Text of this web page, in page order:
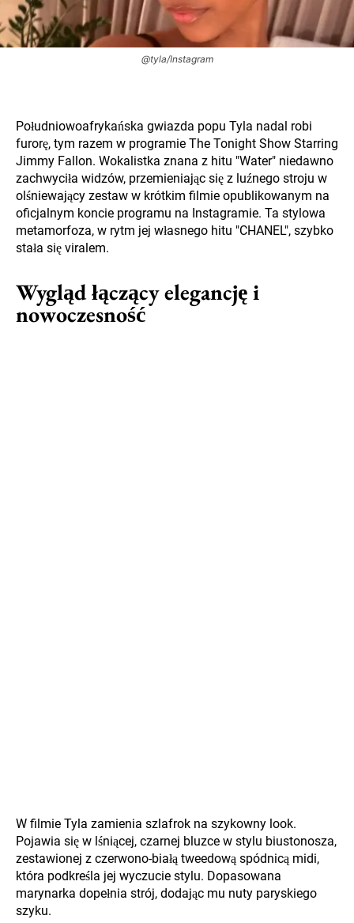
@tyla/Instagram
Południowoafrykańska gwiazda popu Tyla nadal robi
furorę, tym razem w programie The Tonight Show Starring
Jimmy Fallon. Wokalistka znana z hitu "Water" niedawno
zachwyciła widzów, przemieniając się z luźnego stroju w
olśniewający zestaw w krótkim filmie opublikowanym na
oficjalnym koncie programu na Instagramie. Ta stylowa
metamorfoza, w rytm jej własnego hitu "CHANEL", szybko
stała się viralem.
Wygląd łączący elegancję i
nowoczesność
W filmie Tyla zamienia szlafrok na szykowny look.
Pojawia się w lśniącej, czarnej bluzce w stylu biustonosza,
zestawionej z czerwono-białą tweedową spódnicą midi,
która podkreśla jej wyczucie stylu. Dopasowana
marynarka dopełnia strój, dodając mu nuty paryskiego
szyku.